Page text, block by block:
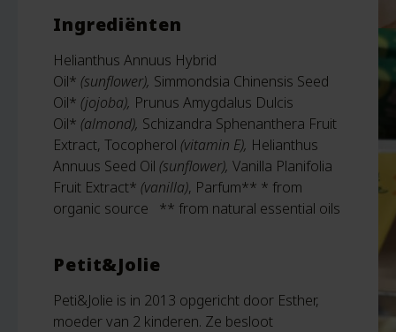
Ingrediënten
Helianthus Annuus Hybrid
Oil* (sunflower), Simmondsia Chinensis Seed
Oil* (jojoba), Prunus Amygdalus Dulcis
Oil* (almond), Schizandra Sphenanthera Fruit
Extract, Tocopherol (vitamin E), Helianthus
Annuus Seed Oil (sunflower), Vanilla Planifolia
Fruit Extract* (vanilla), Parfum** * from
organic source ** from natural essential oils
Petit&Jolie
Peti&Jolie is in 2013 opgericht door Esther,
moeder van 2 kinderen. Ze besloot